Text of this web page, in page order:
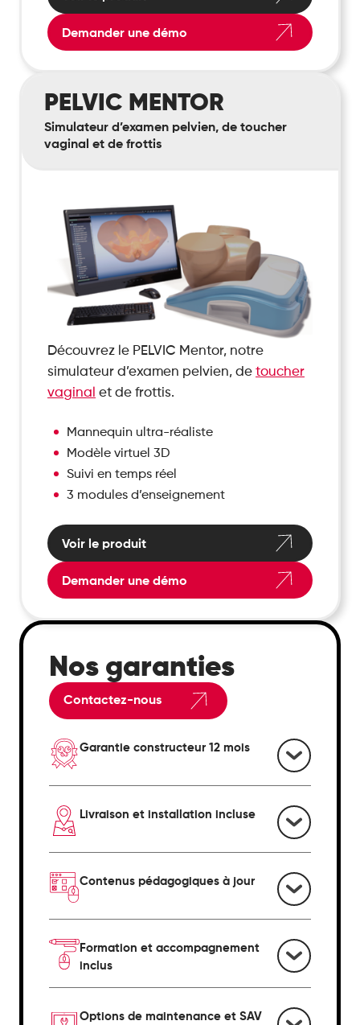
Demander une démo
MentorPELVIC MENTOR
Simulateur d’examen pelvien, de toucher
vaginal et de frottis
Découvrez le PELVIC Mentor, notre
simulateur d’examen pelvien, de toucher
vaginal et de frottis.
Mannequin ultra-réaliste
Modèle virtuel 3D
Suivi en temps réel
3 modules d’enseignement
Voir le produit
Demander une démo
Nos garanties
Contactez-nous
Garantie constructeur 12 mois
Livraison et installation incluse
Contenus pédagogiques à jour
Formation et accompagnement
inclus
Options de maintenance et SAV